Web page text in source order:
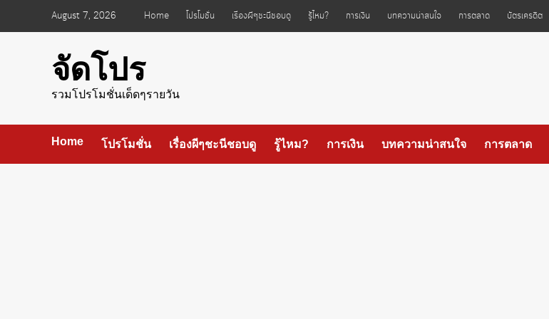
August 7, 2026 Home โปรโมชั่น เรื่องผีๆชะนีชอบดู รู้ไหม? การเงิน บทความน่าสนใจ การตลาด บัตรเครดิต
จัดโปร
รวมโปรโมชั่นเด็ดๆรายวัน
Home โปรโมชั่น เรื่องผีๆชะนีชอบดู รู้ไหม? การเงิน บทความน่าสนใจ การตลาด